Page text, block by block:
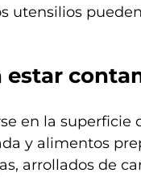
utensilios
en la superficie
y alimentos
arrollados de